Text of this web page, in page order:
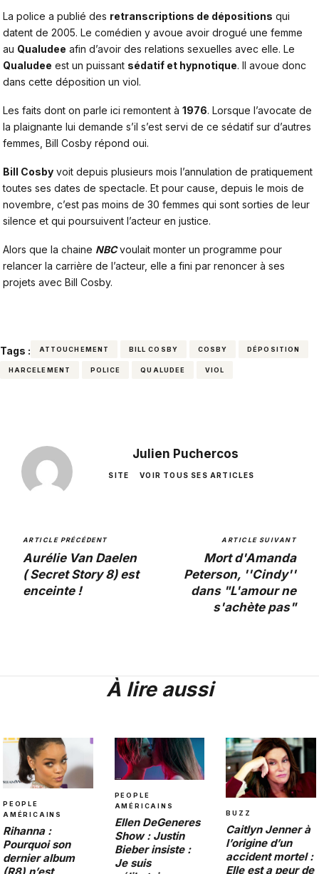
La police a publié des retranscriptions de dépositions qui
datent de 2005. Le comédien y avoue avoir drogué une femme
au Qualudee afin d’avoir des relations sexuelles avec elle. Le
Qualudee est un puissant sédatif et hypnotique. Il avoue donc
dans cette déposition un viol.
Les faits dont on parle ici remontent à 1976. Lorsque l’avocate de
la plaignante lui demande s’il s’est servi de ce sédatif sur d’autres
femmes, Bill Cosby répond oui.
Bill Cosby voit depuis plusieurs mois l’annulation de pratiquement
toutes ses dates de spectacle. Et pour cause, depuis le mois de
novembre, c’est pas moins de 30 femmes qui sont sorties de leur
silence et qui poursuivent l’acteur en justice.
Alors que la chaine NBCvoulait monter un programme pour
relancer la carrière de l’acteur, elle a fini par renoncer à ses
projets avec Bill Cosby.
Tags : ATTOUCHEMENT BILL COSBY COSBY DÉPOSITION
HARCELEMENT POLICE QUALUDEE VIOL
Julien Puchercos
SITE VOIR TOUS SES ARTICLES
ARTICLE PRÉCÉDENT
Aurélie Van Daelen
( Secret Story 8) est
enceinte !
ARTICLE SUIVANT
Mort d'Amanda
Peterson, ''Cindy''
dans "L'amour ne
s'achète pas"
À lire aussi
PEOPLE
AMÉRICAINS
Rihanna :
Pourquoi son
dernier album
PEOPLE
AMÉRICAINS
Ellen DeGeneres
Show : Justin
Bieber insiste :
Je suis
BUZZ
Caitlyn Jenner à
l’origine d’un
accident mortel :
Elle est a peur de